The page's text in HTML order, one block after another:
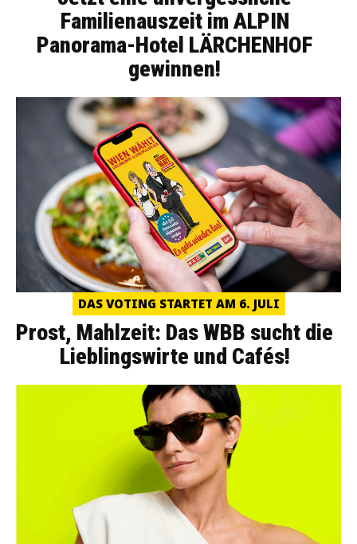
Familienauszeit im ALPIN
Panorama-Hotel LÄRCHENHOF
gewinnen!
DAS VOTING STARTET AM 6. JULI
Prost, Mahlzeit: Das WBB sucht die
Lieblingswirte und Cafés!